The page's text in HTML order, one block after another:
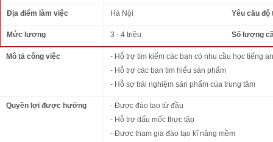
Địa điểm làm việc Hà Nội Yêu cầu độ
Mức lương 3 - 4 triệu Số lượng
Mô tả công việc
- Hỗ trợ tìm kiếm các bạn có nhu cầu học tiếng
- Hỗ trợ các bạn tìm hiểu sản phẩm
- Hỗ sợ trải nghiệm sản phẩm của trung tâm
Quyền lợi được hưởng
- Được đào tạo từ đầu
- Hỗ trợ dấu mốc thực tập
- Đươc tham gia đào tạo kĩ năng mềm